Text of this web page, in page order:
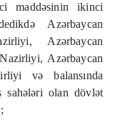
maddəsinin ikinci
Azərbaycan
Azərbaycan
Azərbaycan
və balansında
sahələri olan dövlət